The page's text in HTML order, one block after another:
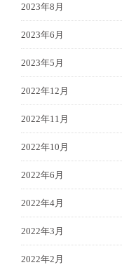
2023年8月
2023年6月
2023年5月
2022年12月
2022年11月
2022年10月
2022年6月
2022年4月
2022年3月
2022年2月